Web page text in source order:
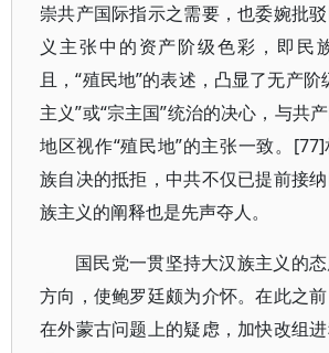
崇共产国际指示之需要，也委婉批
义主张中的资产阶级色彩，即民
且，“殖民地”的表述，凸显了无产阶
主义”或“宗主国”统治的决心，与共
地区视作“殖民地”的主张一致。
族自决的抵拒，中共不仅已提前接
族主义的阐释也是先声夺人。
国民党一贯坚持大汉族主义的
方向，使鲍罗廷颇为介怀。在此之
在外蒙古问题上的疑虑，加快改组